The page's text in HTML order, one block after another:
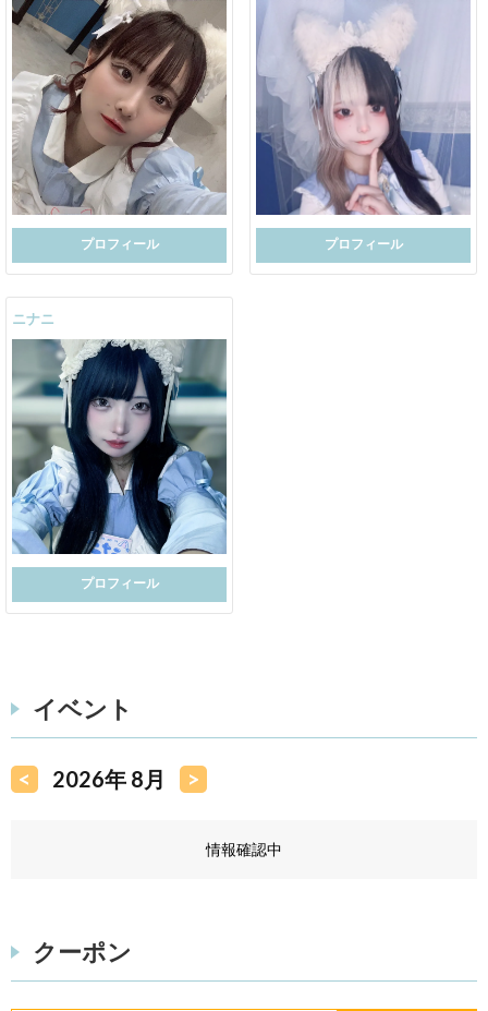
プロフィール プロフィール
ニナニ
プロフィール
イベント
< 2026年 8月 >
情報確認中
クーポン